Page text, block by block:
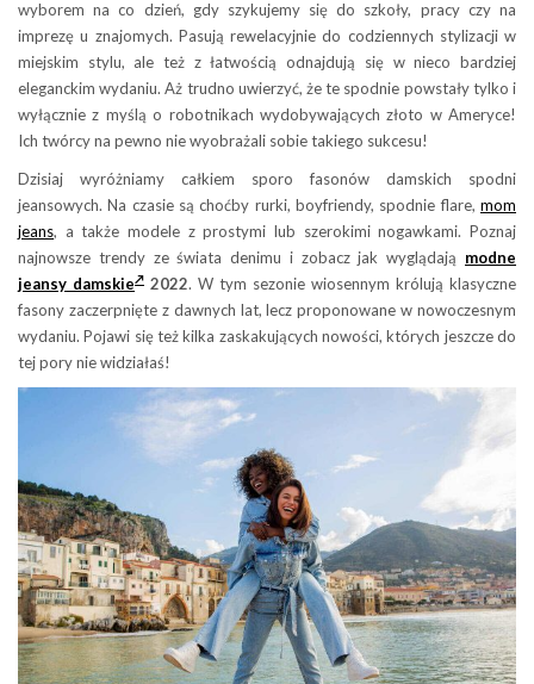
wyborem na co dzień, gdy szykujemy się do szkoły, pracy czy na
imprezę u znajomych. Pasują rewelacyjnie do codziennych stylizacji w
miejskim stylu, ale też z łatwością odnajdują się w nieco bardziej
eleganckim wydaniu. Aż trudno uwierzyć, że te spodnie powstały tylko i
wyłącznie z myślą o robotnikach wydobywających złoto w Ameryce!
Ich twórcy na pewno nie wyobrażali sobie takiego sukcesu!
Dzisiaj wyróżniamy całkiem sporo fasonów damskich spodni
jeansowych. Na czasie są choćby rurki, boyfriendy, spodnie flare, mom
jeans, a także modele z prostymi lub szerokimi nogawkami. Poznaj
najnowsze trendy ze świata denimu i zobacz jak wyglądają modne
jeansy damskie
2022. W tym sezonie wiosennym królują klasyczne
fasony zaczerpnięte z dawnych lat, lecz proponowane w nowoczesnym
wydaniu. Pojawi się też kilka zaskakujących nowości, których jeszcze do
tej pory nie widziałaś!